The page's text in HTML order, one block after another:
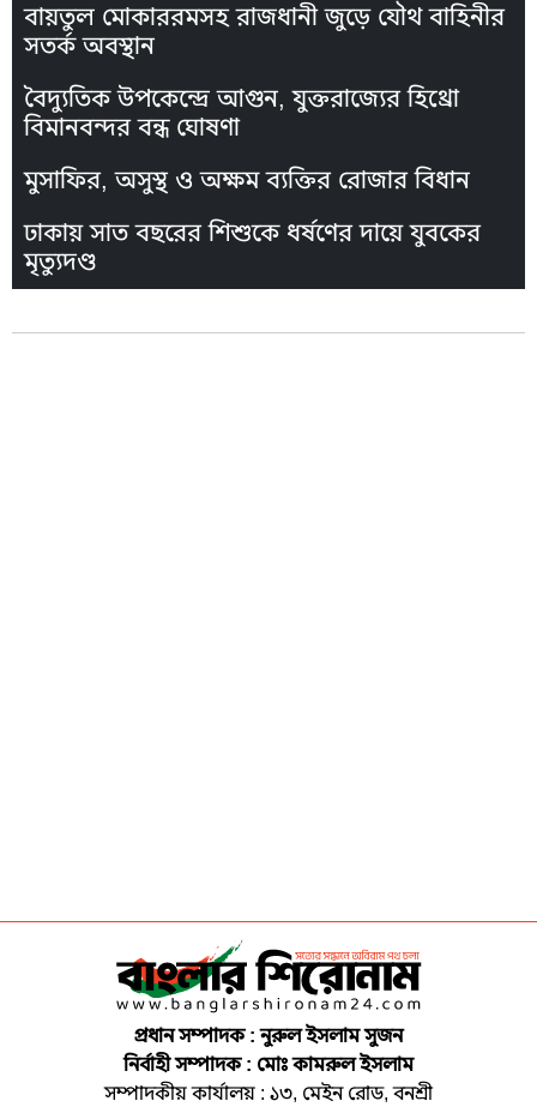
বায়তুল মোকাররমসহ রাজধানী জুড়ে যৌথ বাহিনীর
সতর্ক অবস্থান
বৈদ্যুতিক উপকেন্দ্রে আগুন, যুক্তরাজ্যের হিথ্রো
বিমানবন্দর বন্ধ ঘোষণা
মুসাফির, অসুস্থ ও অক্ষম ব্যক্তির রোজার বিধান
ঢাকায় সাত বছরের শিশুকে ধর্ষণের দায়ে যুবকের
মৃত্যুদণ্ড
প্রধান সম্পাদক : নুরুল ইসলাম সুজন
নির্বাহী সম্পাদক : মোঃ কামরুল ইসলাম
সম্পাদকীয় কার্যালয় : ১৩, মেইন রোড, বনশ্রী